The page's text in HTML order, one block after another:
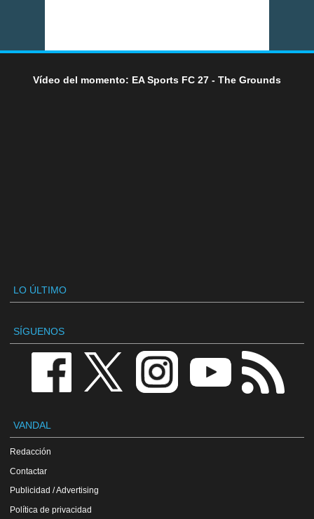
Vídeo del momento: EA Sports FC 27 - The Grounds
LO ÚLTIMO
SÍGUENOS
VANDAL
Redacción
Contactar
Publicidad / Advertising
Política de privacidad